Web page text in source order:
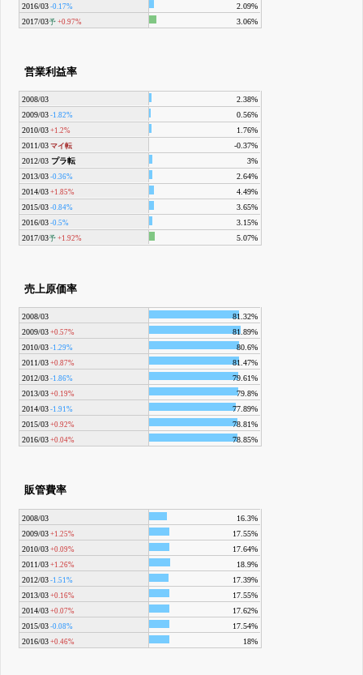
2016/03 -0.17%
2.09%
2017/03予 +0.97% 3.06%
営業利益率
2008/03
2.38%
2009/03 -1.82%
0.56%
2010/03 +1.2%
1.76%
2011/03 マイ転
-0.37%
2012/03 プラ転
3%
2013/03 -0.36%
2.64%
2014/03 +1.85%
4.49%
2015/03 -0.84%
3.65%
2016/03 -0.5%
3.15%
2017/03予 +1.92% 5.07%
売上原価率
2008/03
81.32%
2009/03 +0.57%
81.89%
2010/03 -1.29%
80.6%
2011/03 +0.87%
81.47%
2012/03 -1.86%
79.61%
2013/03 +0.19%
79.8%
2014/03 -1.91%
77.89%
2015/03 +0.92%
78.81%
2016/03 +0.04% 78.85%
販管費率
2008/03
16.3%
2009/03 +1.25%
17.55%
2010/03 +0.09%
17.64%
2011/03 +1.26%
18.9%
2012/03 -1.51%
17.39%
2013/03 +0.16%
17.55%
2014/03 +0.07%
17.62%
2015/03 -0.08%
17.54%
2016/03 +0.46% 18%